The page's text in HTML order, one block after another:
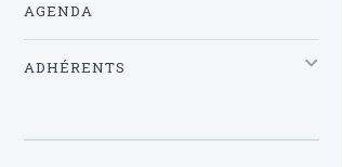
AGENDA
ADHÉRENTS